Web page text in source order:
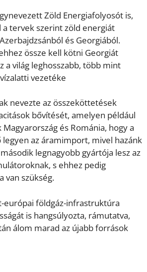
Zöld Energiafolyosót is,
tervek szerint zöld energiát
és Georgiából.
össze kell kötni Georgiát
a világ leghosszabb, több mint
vezetéke
nevezte az összeköttetések
bővítését, amelyen például
és Románia, hogy a
az áramimport, mivel hazánk
legnagyobb gyártója lesz az
s ehhez pedig
van szükség.
európai földgáz-infrastruktúra
is hangsúlyozta, rámutatva,
álom marad az újabb források